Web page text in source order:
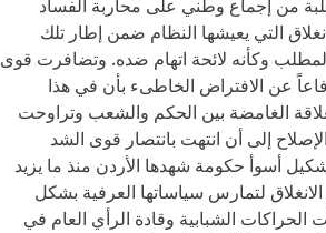
من إجماع وطني على محاربة الفساد
التي يعيشها النظام ضمن إطار تلك
المطلب وكأنه لائحة اتهام ضده. وتضافرت قوى
عن الافتراض الخاطىء بأن في هذا
الغامضة بين الحكم والشعب وتراوحت
إلى أن انتهت بانتصار قوى الشد
أسوأ حكومة شهدها الأردن منذ ما يزيد
لتمارس سياساتها العرفية بشكل
الحراكات الشبابية وقادة الرأي العام في